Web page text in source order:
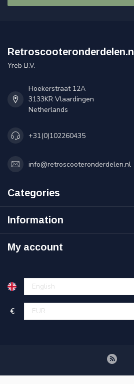
Retroscooteronderdelen.nl
Yreb B.V.
Hoekerstraat 12A
3133KR Vlaardingen
Netherlands
+31(0)102260435
info@retroscooteronderdelen.nl
Categories
Information
My account
€